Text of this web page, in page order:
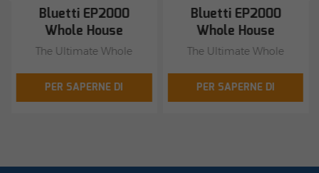
Bluetti EP2000
Whole House
Energy Storage
The Ultimate Whole
Solution for Modern
Homes - Power
PER SAPERNE DI
Bluetti EP2000
Whole House
Energy Storage
The Ultimate Whole
Solution for Modern
Homes - Power
PER SAPERNE DI